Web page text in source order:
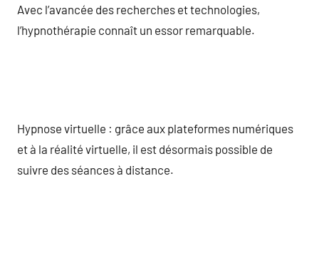
Avec l’avancée des recherches et technologies,
l’hypnothérapie connaît un essor remarquable.
Hypnose virtuelle : grâce aux plateformes numériques
et à la réalité virtuelle, il est désormais possible de
suivre des séances à distance.